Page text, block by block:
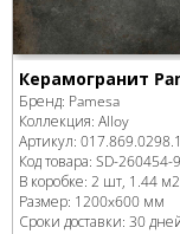
Керамогранит
Бренд: Pamesa
Коллекция: Alloy
Артикул:
Код товара: SD-260454-
В коробке: 2 шт, 1.44 м2
Размер: 1200x600 мм
Сроки доставки: 30